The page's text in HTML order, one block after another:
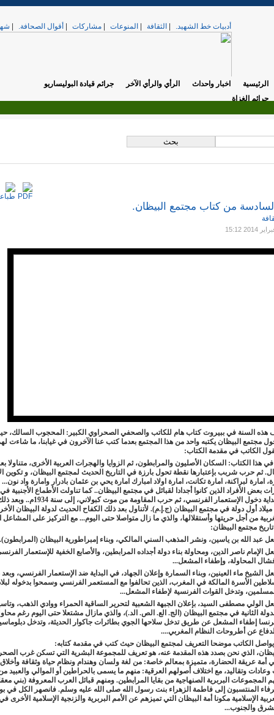
أدبيات خط الشهيد. الثقافة المنوعات مشاركات أقوال الصحافة.
الرئيسية اخبار واحداث الرأي والرأي الآخر
جرائم قيادة البوليساريو
جرائم الغزاة
»
»السبت, 28 نوفمبر 2020 00:11
بمخيمات اللاجئين الصحراويين" »الخميس, 18 يونيو 2020 00:11
2019 16:35
السادسة من كتاب مجتمع البيظان.
السنة في ببيروت كتاب هام للكاتب والصحفي الصحراوي الكبير: المحجوب السالك،
مجتمع البيظان يكتبه واحد من هذا المجتمع بعدما كتب عنا الآخرون في غيابنا، ما شاءت
الكاتب في مقدمة الكتاب:
هذا الكتاب: السكان الأصليون والمرابطون، ثم الزوايا والهجرات العربية الأخرى، متناولا
ثم حرب شربب بإعتبارها نقطة تحول بارزة في التاريخ الحديث لمجتمع البيظان، و تكوين
امارة لبراكنة، امارة تكانت، امارة اولاد امبارك امارة يحي بن عثمان بادرار وامارة واد
بعض الأفراد الذين كانوا أجدادا لقبائل في مجتمع البيظان.. كما تناولت الأطماع الأجنبية
البيظان، وبداية دخول الإستعمار الفرنسي، ثم حرب المقاومة من
ميلاد أول دولة في مجتمع البيظان (ج.إ.م). لأتناول بعد ذلك الكفاح الحديث لدولة البيظان
من أجل حريتها وأستقلالها، والذي ما زال متواصلا حتى اليوم... مع التركيز على المشاعل
تاريخ مجتمع البيظان:
عبد الله بن ياسين، ونشر المذهب السني المالكي، وبناء إمبراطورية البيظان
الإمام ناصر الدين، ومحاولة بناء دولة أجداده المرابطين، والأصابع الخفية للإستعمار
المحاولة، وإطفاء المشعل...
الشيخ ماء العينين، وبناء السمارة وإعلان الجهاد، في البداية ضد الإستعمار الفرنسي،
الأسرة المالكة في المغرب، الذين تحالفوا مع المستعمر الفرنسي وسمحوا بدخوله
وتدخل القوات الفرنسية لإطفاء المشعل...
الولي مصطفى السيد، بإعلان الجبهة الشعبية لتحرير الساقية الحمراء ووادي الذهب،
الثانية في مجتمع البيظان (الج. الع. الص. الد.)، والذي مازال مشتعلا حتى اليوم رغم
إطفاء المشعل عن طريق تدخل سلاحها الجوي بطائرات جاكوار الحديثة، وتدخل
عن أطروحات النظام المغربي....
الكاتب موضحا التعريف لمجتمع البيظان حيث كتب في مقدمة كتابه:
الذي نحن بصدد هذه المقدمة عنه، هو تعريف للمجموعة البشرية التي تسكن غرب
أمة عريقة الحضارة، متميزة بمعالم خاصة: من لغة ولسان وهندام ونظام حياة وثقافة وأخلاق
وعادات وتقاليد، مع اختلاف أصولهم العرقية: منهم ما يسمى بالحراطين أو الموالي والعبيد
المجموعات البربرية الصنهاجية من بقايا المرابطين. ومنهم قبائل العرب المعروفة (بني
المنتسبون إلى فاطمة الزهراء بنت رسول الله صلى الله عليه وسلم. فانصهر الكل في
الإسلامية مكونا أمة البيظان التي تميزهم عن الأمم البربرية والزنجية الإسلامية الأخرى
والجنوب...